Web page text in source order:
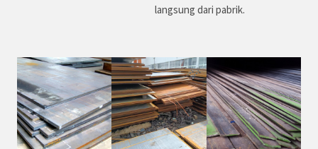
langsung dari pabrik.